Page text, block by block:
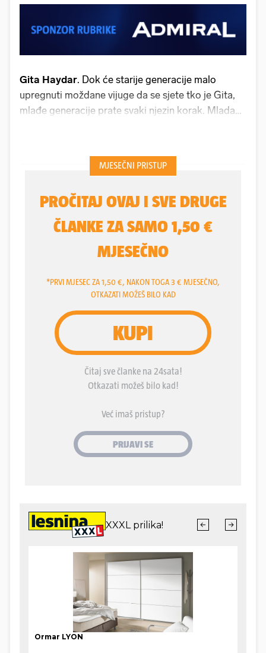
Gita Haydar. Dok će starije generacije malo
upregnuti moždane vijuge da se sjete tko je Gita,
mlađe generacije prate svaki njezin korak. Mlada
općenito stil života kroz ulogu u seriji "Sram", čija
se druga sezona trenutačno emitira na Hrvatskoj
obitelji umjetnika. Njezin otac je karizmatični
Igor Hajdarhodžić, a majka
pjevačica čiji je glas obilježio hrvatsku glazbenu
scenu kroz grupu Divas, a danas psihologinja.
do 2009. godine, odnosno razišli su se kad je Gita
imala samo tri godine.